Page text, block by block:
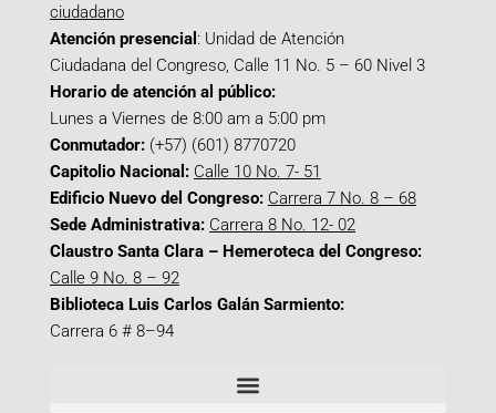
ciudadano
Atención presencial : Unidad de Atención
Ciudadana del Congreso, Calle 11 No. 5 – 60 Nivel 3
Horario de atención al público:
Lunes a Viernes de 8:00 am a 5:00 pm
Conmutador: (+57) (601) 8770720
Capitolio Nacional: Calle 10 No. 7- 51
Edificio Nuevo del Congreso: Carrera 7 No. 8 – 68
Sede Administrativa: Carrera 8 No. 12- 02
Claustro Santa Clara – Hemeroteca del Congreso:
Calle 9 No. 8 – 92
Biblioteca Luis Carlos Galán Sarmiento:
Carrera 6 # 8–94